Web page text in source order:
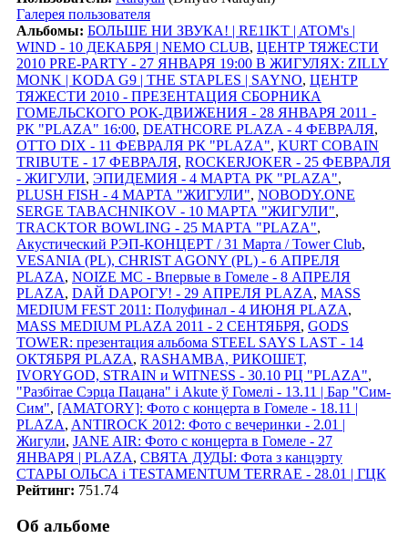
Галерея пользователя
Альбомы: БОЛЬШЕ НИ ЗВУКА! | RE1IKT | ATOM's |
WIND - 10 ДЕКАБРЯ | NEMO CLUB, ЦЕНТР ТЯЖЕСТИ
2010 PRE-PARTY - 27 ЯНВАРЯ 19:00 В ЖИГУЛЯХ: ZILLY
MONK | KODA G9 | THE STAPLES | SAYNO, ЦЕНТР
ТЯЖЕСТИ 2010 - ПРЕЗЕНТАЦИЯ СБОРНИКА
ГОМЕЛЬСКОГО РОК-ДВИЖЕНИЯ - 28 ЯНВАРЯ 2011 -
РК "PLAZA" 16:00, DEATHCORE PLAZA - 4 ФЕВРАЛЯ,
OTTO DIX - 11 ФЕВРАЛЯ РК "PLAZA", KURT COBAIN
TRIBUTE - 17 ФЕВРАЛЯ, ROCKERJOKER - 25 ФЕВРАЛЯ
- ЖИГУЛИ, ЭПИДЕМИЯ - 4 МАРТА РК "PLAZA",
PLUSH FISH - 4 МАРТА "ЖИГУЛИ", NOBODY.ONE
SERGE TABACHNIKOV - 10 МАРТА "ЖИГУЛИ",
TRACKTOR BOWLING - 25 МАРТА "PLAZA",
Акустический РЭП-КОНЦЕРТ / 31 Марта / Tower Club,
VESANIA (PL), CHRIST AGONY (PL) - 6 АПРЕЛЯ
PLAZA, NOIZE MC - Впервые в Гомеле - 8 АПРЕЛЯ
PLAZA, DАЙ DАРОГУ! - 29 АПРЕЛЯ PLAZA, MASS
MEDIUM FEST 2011: Полуфинал - 4 ИЮНЯ PLAZA,
MASS MEDIUM PLAZA 2011 - 2 СЕНТЯБРЯ, GODS
TOWER: презентация альбома STEEL SAYS LAST - 14
ОКТЯБРЯ PLAZA, RASHAMBA, РИКОШЕТ,
IVORYGOD, STRAIN и WITNESS - 30.10 РЦ "PLAZA",
"Разбітае Сэрца Пацана" і Akute ў Гомелi - 13.11 | Бар "Сим-
Сим", [AMATORY]: Фото с концерта в Гомеле - 18.11 |
PLAZA, ANTIROCK 2012: Фото с вечеринки - 2.01 |
Жигули, JANE AIR: Фото с концерта в Гомеле - 27
ЯНВАРЯ | PLAZA, СВЯТА ДУДЫ: Фота з канцэрту
СТАРЫ ОЛЬСА i TESTAMENTUM TERRAE - 28.01 | ГЦК
Рейтинг: 751.74
Об альбоме